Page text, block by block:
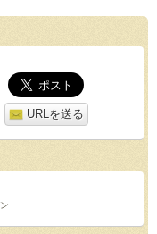
URLを送る